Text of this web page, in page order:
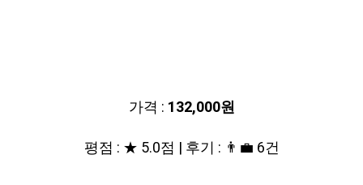
가격 : 132,000원
평점 : ★ 5.0점 | 후기 : 👨‍💼 6건